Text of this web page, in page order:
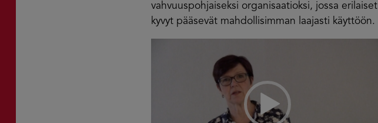
vahvuuspohjaiseksi organisaatioksi, jossa erilaiset
kyvyt pääsevät mahdollisimman laajasti käyttöön.